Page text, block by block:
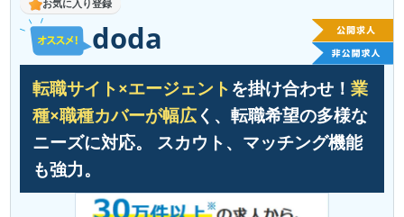
お気に入り登録
doda
転職サイト×エージェントを掛け合わせ！ 業
種×職種カバーが幅広く、転職希望の多様な
ニーズに対応。 スカウト、マッチング機能
も強力。